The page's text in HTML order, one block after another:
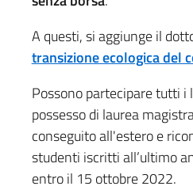
A questi, si aggiunge il
transizione ecologica del
Possono partecipare tutti
possesso di laurea
conseguito all'estero e
studenti iscritti all’ultimo
entro il 15 ottobre 2022.